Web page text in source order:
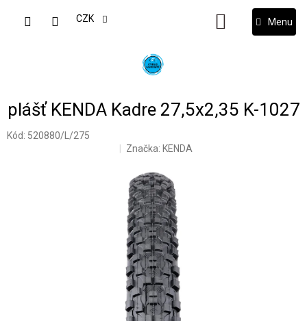
CZK
NÁKUPNÍ
KOŠÍK
plášť KENDA Kadre 27,5x2,35 K-1027
Kód: 520880/L/275
Značka: KENDA